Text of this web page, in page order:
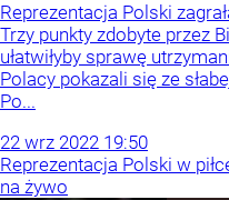
Reprezentacja Polski
Trzy punkty zdobyte przez
ułatwiłyby sprawę
Polacy pokazali się ze
Po...
22 wrz 2022 19:50
Reprezentacja Polski w
na żywo